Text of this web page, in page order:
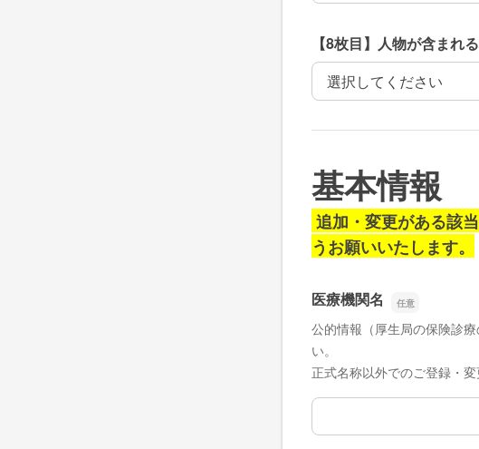
【8枚目】人物が含まれ
【8枚目】人物が含まれ
基本情報
追加・変更がある該
うお願いいたします。
医療機関名
公的情報（厚生局の保険診
い。
正式名称以外でのご登録・
医療機関名